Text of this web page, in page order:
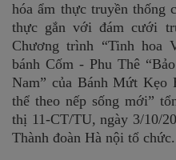
hóa ẩm thực truyền thống
thực gắn với đám cưới
Chương trình “Tinh hoa
bánh Cốm - Phu Thê
Nam” của Bánh Mứt
thể theo nếp sống mới”
thị 11-CT/TU, ngày 3/10/
Thành đoàn Hà nội tổ chức.